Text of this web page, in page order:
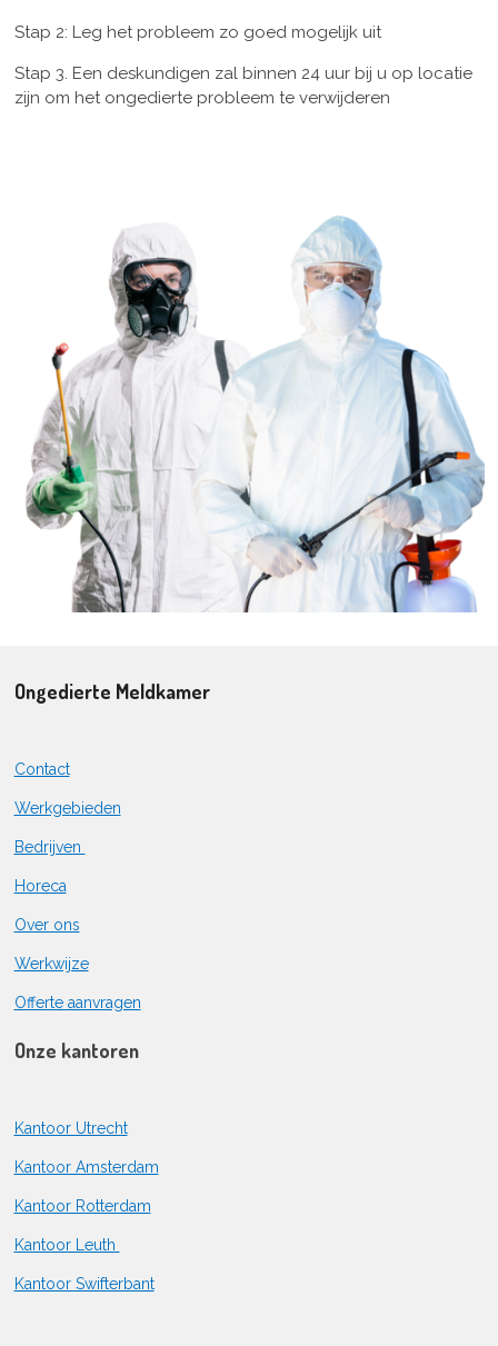
Stap 2: Leg het probleem zo goed mogelijk uit
Stap 3. Een deskundigen zal binnen 24 uur bij u op locatie
zijn om het ongedierte probleem te verwijderen
Ongedierte Meldkamer
Contact
Werkgebieden
Bedrijven
Horeca
Over ons
Werkwijze
Offerte aanvragen
Onze kantoren
Kantoor Utrecht
Kantoor Amsterdam
Kantoor Rotterdam
Kantoor Leuth
Kantoor Swifterbant